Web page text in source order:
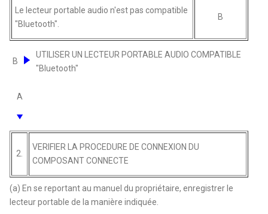
Le lecteur portable audio n'est pas compatible
"Bluetooth".
B
B
UTILISER UN LECTEUR PORTABLE AUDIO COMPATIBLE
"Bluetooth"
A
2.
VERIFIER LA PROCEDURE DE CONNEXION DU
COMPOSANT CONNECTE
(a) En se reportant au manuel du propriétaire, enregistrer le
lecteur portable de la manière indiquée.